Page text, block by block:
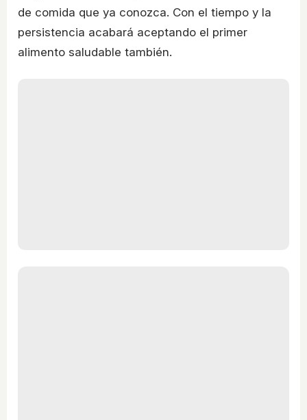
de comida que ya conozca. Con el tiempo y la
persistencia acabará aceptando el primer
alimento saludable también.